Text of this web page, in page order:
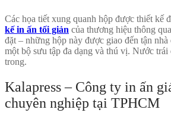
Các họa tiết xung quanh hộp được thiết kế
kế in ấn tối giản của thương hiệu thông
đặt – những hộp này được giao đến tận nhà
một bộ sưu tập đa dạng và thú vị. Nước trái
trong.
Kalapress – Công ty in ấn
chuyên nghiệp tại TPHCM